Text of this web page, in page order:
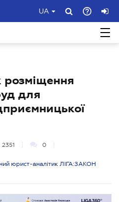
UA
розміщення
для
2351 0
юрист-аналітик ЛІГА:ЗАКОН